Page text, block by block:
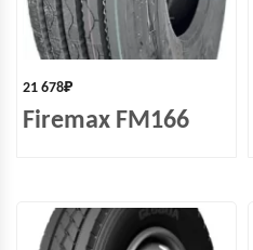
21 678₽
Firemax FM166